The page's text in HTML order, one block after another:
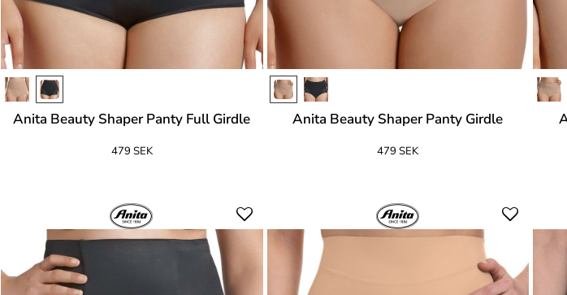
Anita Beauty Shaper Panty Full Girdle
479 SEK
Anita Beauty Shaper Panty Girdle
479 SEK